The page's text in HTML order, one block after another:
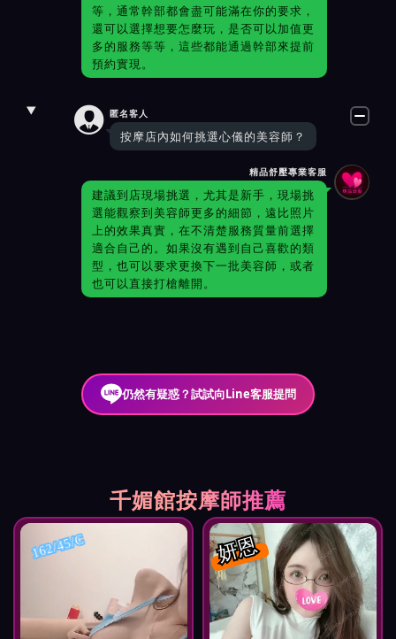
等，通常幹部都會盡可能滿在你的要求，
還可以選擇想要怎麼玩，是否可以加值更
多的服務等等，這些都能通過幹部來提前
預約實現。
 匿名客人
按摩店內如何挑選心儀的美容師？
精品舒壓專業客服
建議到店現場挑選，尤其是新手，現場挑
選能觀察到美容師更多的細節，遠比照片
上的效果真實，在不清楚服務質量前選擇
適合自己的。如果沒有遇到自己喜歡的類
型，也可以要求更換下一批美容師，或者
也可以直接打槍離開。
仍然有疑惑？試試向Line客服提問
千媚館按摩師推薦
162/45/C 妍恩